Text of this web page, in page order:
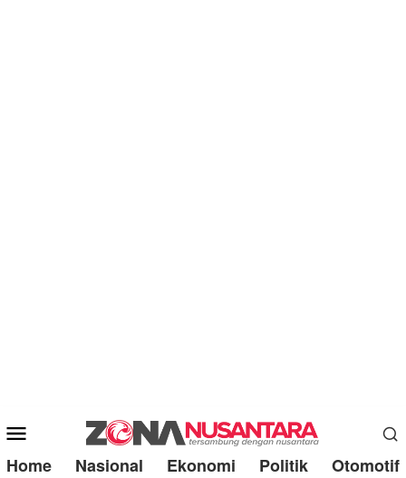
Mobile
Menu
Home Nasional Ekonomi Politik Otomotif